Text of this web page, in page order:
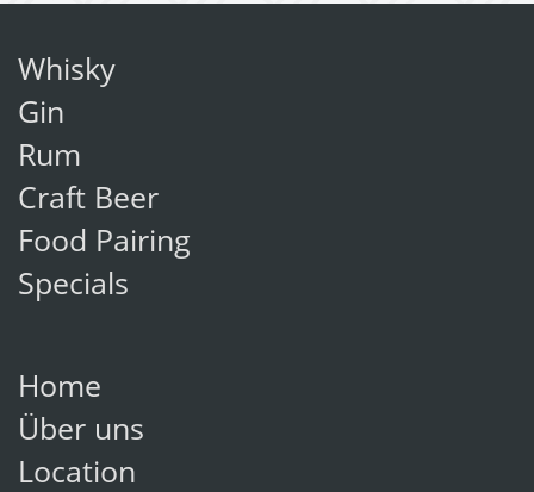
Whisky
Gin
Rum
Craft Beer
Food Pairing
Specials
Home
Über uns
Location